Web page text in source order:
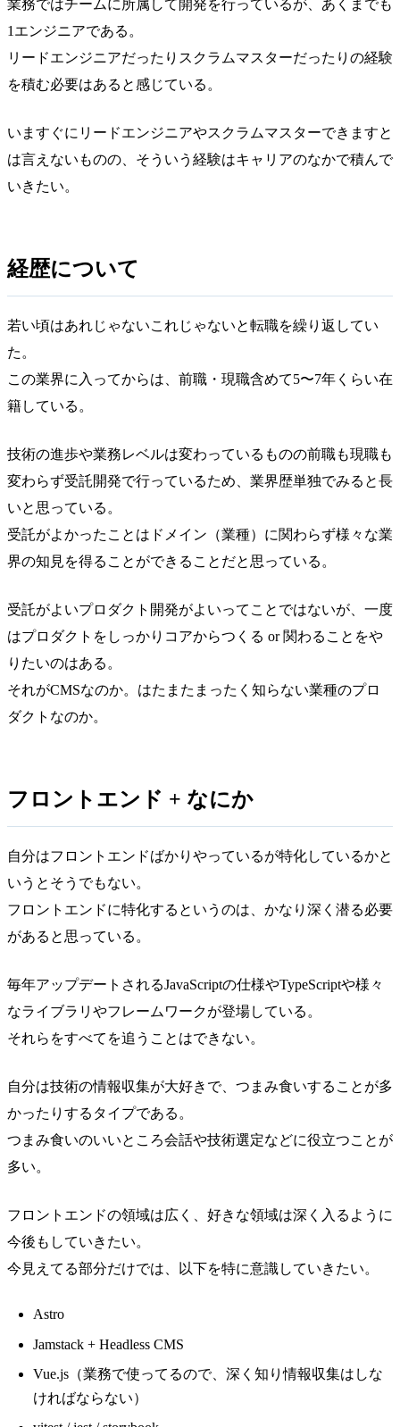
業務ではチームに所属して開発を行っているが、あくまでも
1エンジニアである。
リードエンジニアだったりスクラムマスターだったりの経験
を積む必要はあると感じている。
いますぐにリードエンジニアやスクラムマスターできますと
は言えないものの、そういう経験はキャリアのなかで積んで
いきたい。
経歴について
若い頃はあれじゃないこれじゃないと転職を繰り返してい
た。
この業界に入ってからは、前職・現職含めて5〜7年くらい在
籍している。
技術の進歩や業務レベルは変わっているものの前職も現職も
変わらず受託開発で行っているため、業界歴単独でみると長
いと思っている。
受託がよかったことはドメイン（業種）に関わらず様々な業
界の知見を得ることができることだと思っている。
受託がよいプロダクト開発がよいってことではないが、一度
はプロダクトをしっかりコアからつくる or 関わることをや
りたいのはある。
それがCMSなのか。はたまたまったく知らない業種のプロ
ダクトなのか。
フロントエンド + なにか
自分はフロントエンドばかりやっているが特化しているかと
いうとそうでもない。
フロントエンドに特化するというのは、かなり深く潜る必要
があると思っている。
毎年アップデートされるJavaScriptの仕様やTypeScriptや様々
なライブラリやフレームワークが登場している。
それらをすべてを追うことはできない。
自分は技術の情報収集が大好きで、つまみ食いすることが多
かったりするタイプである。
つまみ食いのいいところ会話や技術選定などに役立つことが
多い。
フロントエンドの領域は広く、好きな領域は深く入るように
今後もしていきたい。
今見えてる部分だけでは、以下を特に意識していきたい。
Astro
Jamstack + Headless CMS
Vue.js（業務で使ってるので、深く知り情報収集はしな
ければならない）